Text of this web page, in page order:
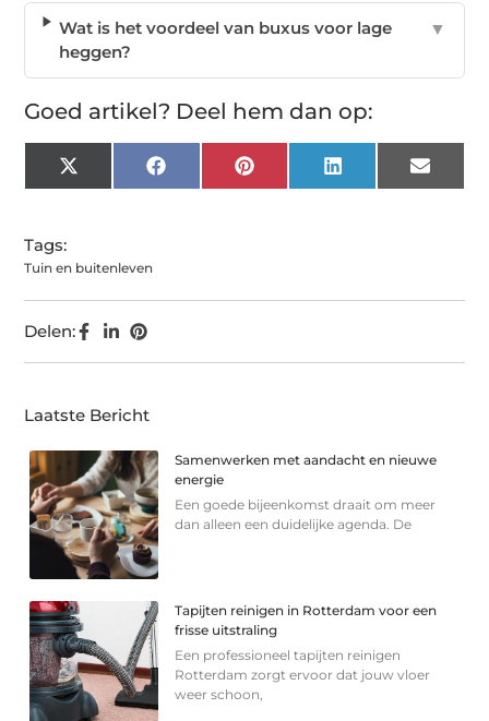
Wat is het voordeel van buxus voor lage
heggen?
▼
Goed artikel? Deel hem dan op:
X
(Twitter)
FacebookPinterest LinkedIn Email
Tags:
Tuin en buitenleven
Delen:
Laatste Bericht
Samenwerken met aandacht en nieuwe
energie
Een goede bijeenkomst draait om meer
dan alleen een duidelijke agenda. De
Tapijten reinigen in Rotterdam voor een
frisse uitstraling
Een professioneel tapijten reinigen
Rotterdam zorgt ervoor dat jouw vloer
weer schoon,